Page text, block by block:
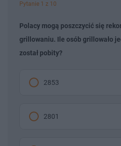
Pytanie 1 z 10
Polacy mogą poszczycić się
grillowaniu. Ile osób grillowało
został pobity?
2853
2801